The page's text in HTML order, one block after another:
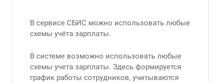
В сервисе СБИС можно использовать любые
схемы учёта зарплаты.
В системе возможно использовать любые
схемы учета зарплаты. Здесь формируется
график работы сотрудников, учитываются